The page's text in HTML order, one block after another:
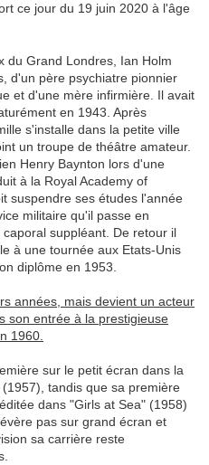
ce jour du 19 juin 2020 à l'âge
du Grand Londres, Ian Holm
d'un père psychiatre pionnier
et d'une mère infirmière. Il avait
en 1943. Après
s'installe dans la petite ville
un troupe de théâtre amateur.
Henry Baynton lors d'une
à la Royal Academy of
suspendre ses études l'année
militaire qu'il passe en
suppléant. De retour il
à une tournée aux Etats-Unis
diplôme en 1953.
années, mais devient un acteur
son entrée à la prestigieuse
1960.
sur le petit écran dans la
tandis que sa première
dans "Girls at Sea" (1958)
pas sur grand écran et
sa carrière reste